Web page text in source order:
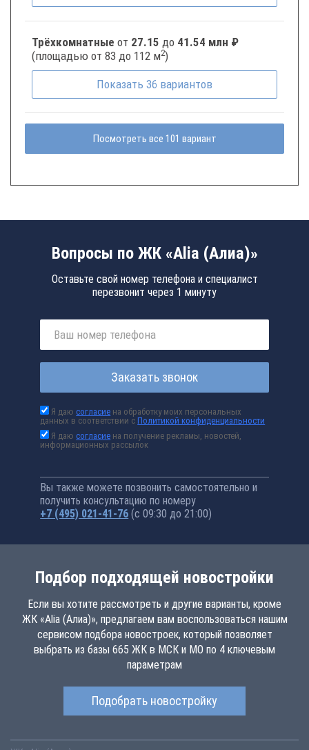
Трёхкомнатные от 27.15 до 41.54 млн ₽
(площадью от 83 до 112 м2)
Показать 36 вариантов
Посмотреть все 101 вариант
Вопросы по ЖК «Alia (Алиа)»
Оставьте свой номер телефона и специалист
перезвонит через 1 минуту
Заказать звонок
Я даюсогласие на обработку моих персональных
данных в соответствии сПолитикой конфиденциальности
Я даюсогласие на получение рекламы, новостей,
информационных рассылок
Вы также можете позвонить самостоятельно и
получить консультацию по номеру
+7 (495) 021-41-76 (с 09:30 до 21:00)
Подбор подходящей новостройки
Если вы хотите рассмотреть и другие варианты, кроме
ЖК «Alia (Алиа)», предлагаем вам воспользоваться нашим
сервисом подбора новостроек, который позволяет
выбрать из базы 665 ЖК в МСК и МО по 4 ключевым
параметрам
Подобрать новостройку